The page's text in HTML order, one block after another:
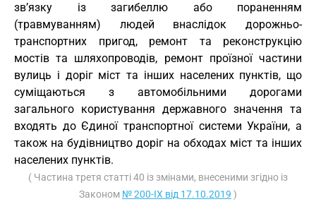
зв’язку із загибеллю або пораненням
(травмуванням) людей внаслідок дорожньо-
транспортних пригод, ремонт та реконструкцію
мостів та шляхопроводів, ремонт проїзної частини
вулиць і доріг міст та інших населених пунктів, що
суміщаються з автомобільними дорогами
загального користування державного значення та
входять до Єдиної транспортної системи України, а
також на будівництво доріг на обходах міст та інших
населених пунктів.
( Частина третя статті 40 із змінами, внесеними згідно із
Законом № 200-IX від 17.10.2019 )